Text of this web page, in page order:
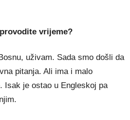
vrijeme?
uživam. Sada smo došli da
pitanja. Ali ima i malo
Isak je ostao u Engleskoj pa